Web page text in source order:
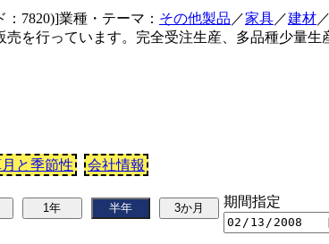
7820)]業種・テーマ： その他製品 ／家具／建材／
を行っています。完全受注生産、多品種少量
と季節性 会社情報
期間指定